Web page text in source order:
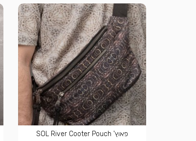
פאוץ' SOL River Cooter Pouch